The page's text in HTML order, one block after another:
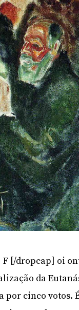
F [/dropcap] oi
da
por cinco votos.